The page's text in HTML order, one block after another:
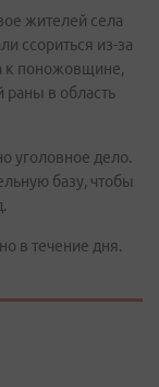
жителей села
ссориться из-за
к поножовщине,
раны в область
уголовное дело.
базу, чтобы
в течение дня.